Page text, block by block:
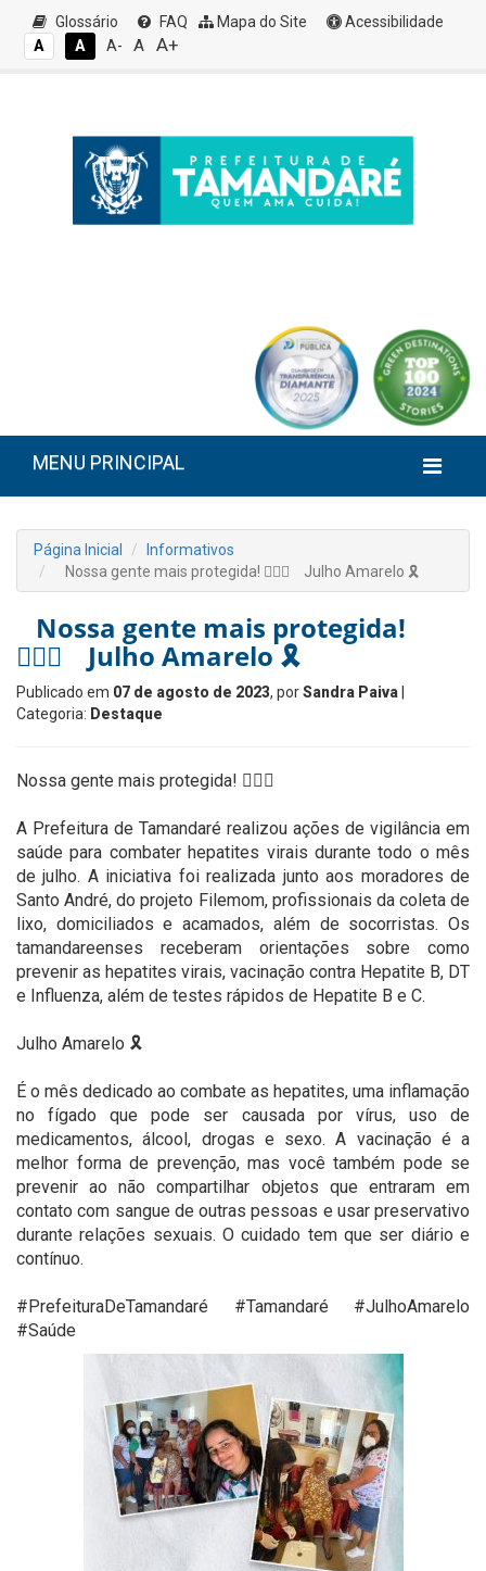
Glossário FAQ Mapa do Site
Acessibilidade
A
A A- A A+
MENU PRINCIPAL
Página Inicial
Informativos
⠀Nossa gente mais protegida! 👨🏻‍⚕️⠀ Julho Amarelo 🎗️ ⠀
⠀Nossa gente mais protegida!
👨🏻‍⚕️⠀ Julho Amarelo 🎗️ ⠀
Publicado em 07 de agosto de 2023, porSandra Paiva
Categoria: Destaque
Nossa gente mais protegida! 👨🏻‍⚕️⠀
A Prefeitura de Tamandaré realizou ações de vigilância em
saúde para combater hepatites virais durante todo o mês
de julho. A iniciativa foi realizada junto aos moradores de
Santo André, do projeto Filemom, profissionais da coleta de
lixo, domiciliados e acamados, além de socorristas. Os
tamandareenses receberam orientações sobre como
prevenir as hepatites virais, vacinação contra Hepatite B, DT
e Influenza, além de testes rápidos de Hepatite B e C. ⠀
Julho Amarelo 🎗️ ⠀
É o mês dedicado ao combate as hepatites, uma inflamação
no fígado que pode ser causada por vírus, uso de
medicamentos, álcool, drogas e sexo. A vacinação é a
melhor forma de prevenção, mas você também pode se
prevenir ao não compartilhar objetos que entraram em
contato com sangue de outras pessoas e usar preservativo
durante relações sexuais. O cuidado tem que ser diário e
contínuo.⠀
#PrefeituraDeTamandaré #Tamandaré #JulhoAmarelo
#Saúde